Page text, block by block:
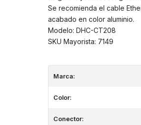
Se recomienda el cable
acabado en color aluminio.
Modelo: DHC-CT208
SKU Mayorista: 7149
Marca:
Color:
Conector: